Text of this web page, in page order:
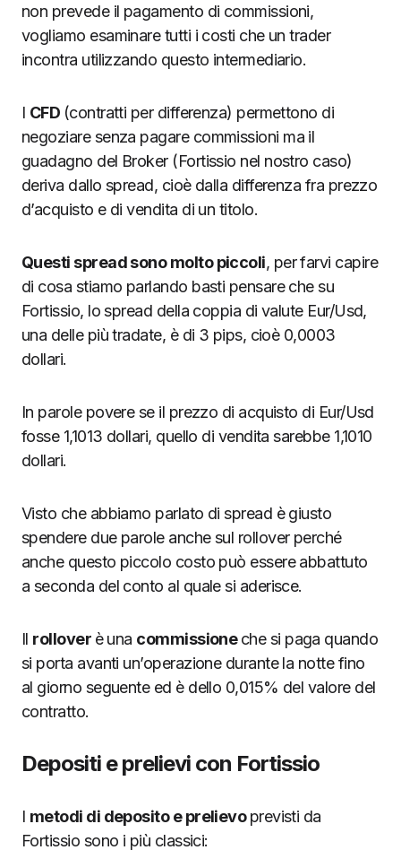
non prevede il pagamento di commissioni,
vogliamo esaminare tutti i costi che un trader
incontra utilizzando questo intermediario.
I CFD (contratti per differenza) permettono di
negoziare senza pagare commissioni ma il
guadagno del Broker (Fortissio nel nostro caso)
deriva dallo spread, cioè dalla differenza fra prezzo
d’acquisto e di vendita di un titolo.
Questi spread sono molto piccoli, per farvi capire
di cosa stiamo parlando basti pensare che su
Fortissio, lo spread della coppia di valute Eur/Usd,
una delle più tradate, è di 3 pips, cioè 0,0003
dollari.
In parole povere se il prezzo di acquisto di Eur/Usd
fosse 1,1013 dollari, quello di vendita sarebbe 1,1010
dollari.
Visto che abbiamo parlato di spread è giusto
spendere due parole anche sul rollover perché
anche questo piccolo costo può essere abbattuto
a seconda del conto al quale si aderisce.
Il rollover è una commissioneche si paga quando
si porta avanti un’operazione durante la notte fino
al giorno seguente ed è dello 0,015% del valore del
contratto.
Depositi e prelievi con Fortissio
I metodi di deposito e prelievoprevisti da
Fortissio sono i più classici: